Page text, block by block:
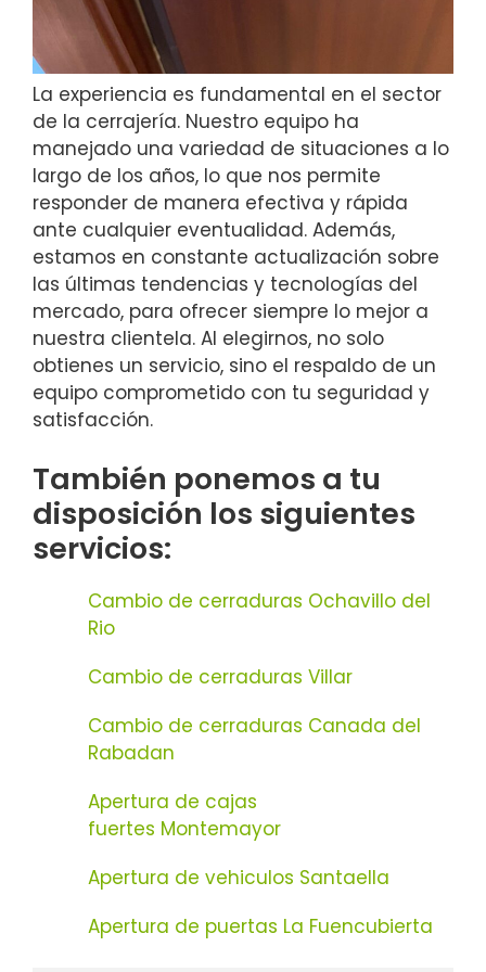
La experiencia es fundamental en el sector
de la cerrajería. Nuestro equipo ha
manejado una variedad de situaciones a lo
largo de los años, lo que nos permite
responder de manera efectiva y rápida
ante cualquier eventualidad. Además,
estamos en constante actualización sobre
las últimas tendencias y tecnologías del
mercado, para ofrecer siempre lo mejor a
nuestra clientela. Al elegirnos, no solo
obtienes un servicio, sino el respaldo de un
equipo comprometido con tu seguridad y
satisfacción.
También ponemos a tu
disposición los siguientes
servicios:
Cambio de cerraduras Ochavillo del
Rio
Cambio de cerraduras Villar
Cambio de cerraduras Canada del
Rabadan
Apertura de cajas
fuertes Montemayor
Apertura de vehiculos Santaella
Apertura de puertas La Fuencubierta